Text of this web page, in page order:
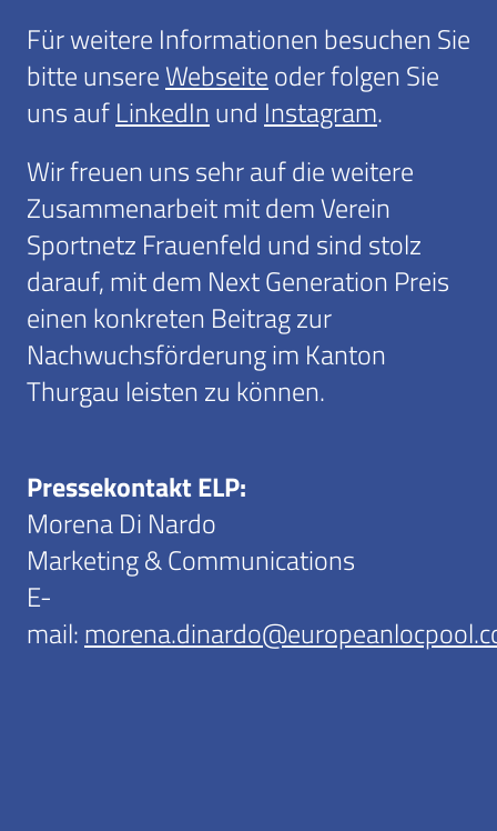
Für weitere Informationen besuchen Sie
bitte unsere Webseite oder folgen Sie
uns auf LinkedIn und Instagram.
Wir freuen uns sehr auf die weitere
Zusammenarbeit mit dem Verein
Sportnetz Frauenfeld und sind stolz
darauf, mit dem Next Generation Preis
einen konkreten Beitrag zur
Nachwuchsförderung im Kanton
Thurgau leisten zu können.
Pressekontakt ELP:
Morena Di Nardo
Marketing & Communications
E-
mail: